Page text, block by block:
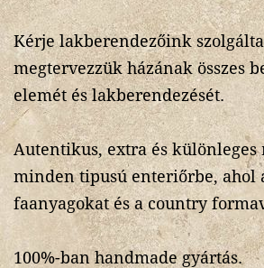
Kérje lakberendezőink
megtervezzük házának összes
elemét és lakberendezését.
Autentikus, extra és különleges
minden tipusú enteriőrbe, ahol
faanyagokat és a country
100%-ban handmade gyártás.